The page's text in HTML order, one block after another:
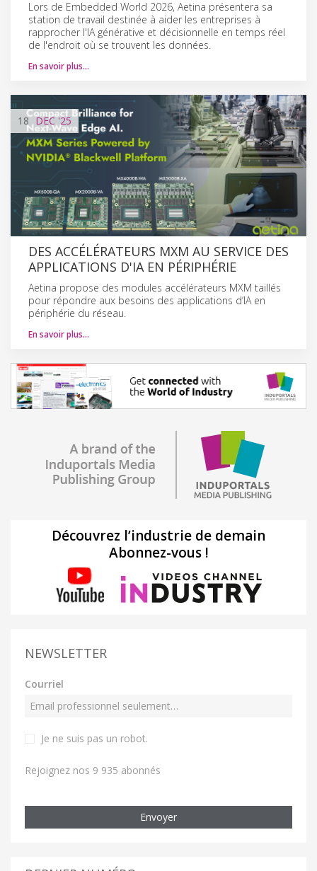
Lors de Embedded World 2026, Aetina présentera sa
station de travail destinée à aider les entreprises à
rapprocher l'IA générative et décisionnelle en temps réel
de l'endroit où se trouvent les données.
En savoir plus…
18 DEC'25
DES ACCÉLÉRATEURS MXM AU SERVICE DES
APPLICATIONS D'IA EN PÉRIPHÉRIE
Aetina propose des modules accélérateurs MXM taillés
pour répondre aux besoins des applications d’IA en
périphérie du réseau.
En savoir plus…
Découvrez l’industrie de demain
Abonnez-vous !
NEWSLETTER
Courriel
Je ne suis pas un robot.
Rejoignez nos 9 935 abonnés
Envoyer